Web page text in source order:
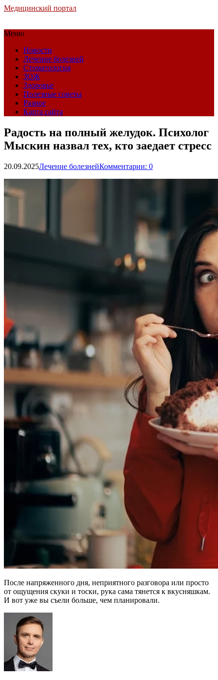
Медицинский портал
Меню
Новости
Лечение болезней
Стоматология
ЗОЖ
Здоровье
Полезные советы
Разное
Карта сайта
Радость на полный желудок. Психолог
Мыскин назвал тех, кто заедает стресс
20.09.2025Лечение болезнейКомментарии: 0
После напряженного дня, неприятного разговора или просто
от ощущения скуки и тоски, рука сама тянется к вкусняшкам.
И вот уже вы съели больше, чем планировали.